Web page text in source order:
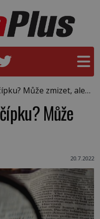
Může zmizet, ale…
Může
20.7.2022